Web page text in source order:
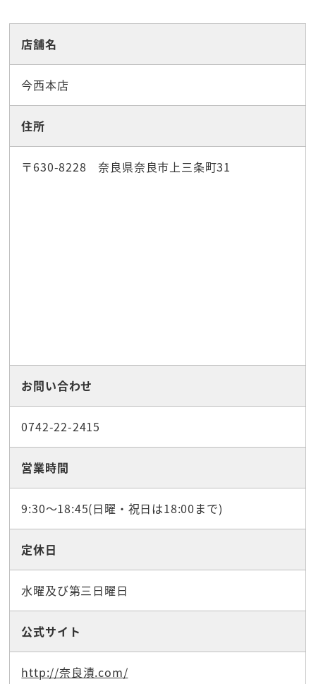
店舗名
今西本店
住所
〒630-8228 奈良県奈良市上三条町31
お問い合わせ
0742-22-2415
営業時間
9:30～18:45(日曜・祝日は18:00まで)
定休日
水曜及び第三日曜日
公式サイト
http://奈良漬.com/